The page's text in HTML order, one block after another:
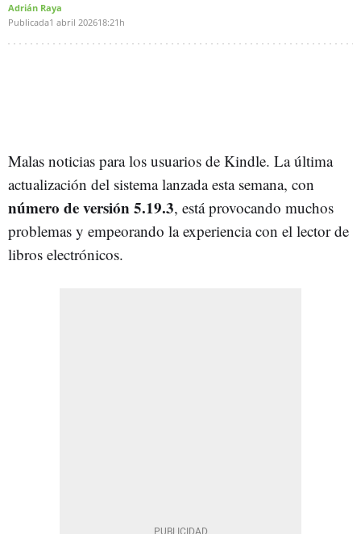
Adrián Raya
Publicada1 abril 202618:21h
Malas noticias para los usuarios de Kindle. La última
actualización del sistema lanzada esta semana, con
número de versión 5.19.3, está provocando muchos
problemas y empeorando la experiencia con el lector de
libros electrónicos.